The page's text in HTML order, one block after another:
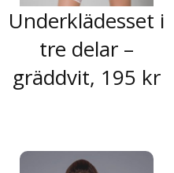
Underklädesset i
tre delar –
gräddvit, 195 kr